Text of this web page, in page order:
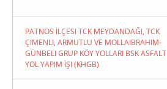
PATNOS İLÇESI TCK MEYDANDAĞI, TCK
ÇIMENLI, ARMUTLU VE MOLLAIBRAHIM-
GÜNBELI GRUP KÖY YOLLARI BSK ASFALT
YOL YAPIM İŞI (KHGB)